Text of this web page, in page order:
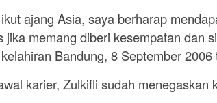
ajang Asia, saya berharap
jika memang diberi kesempatan dan
Bandung, 8 September 2006
karier, Zulkifli sudah